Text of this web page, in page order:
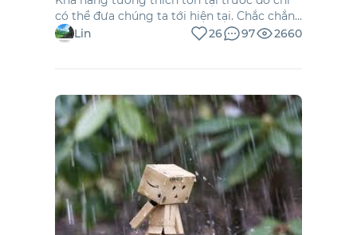
có thể đưa chúng ta tới hiện tại. Chắc chắn
sẽ đến lúc, ngay cả đối phương phù hợp
thể sẽ đem lại sự lãng mạn vô cùng sâu sắc,
hoặc cũng có thể là nỗi thất vọng triền
miên không thể vượt qua.
Lin 26 97 2660